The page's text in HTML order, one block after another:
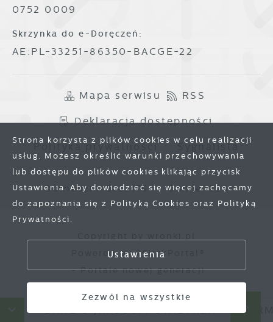
DANE O JAKOŚCI POWIETRZA
0752 0009
Skrzynka do e-Doręczeń:
AE:PL-33251-86350-BACGE-22
Mapa serwisu RSS
Deklaracja dostępności
Polityka prywatności Sygnalista
Odwiedzin: 3833176 Online: 320
Powered by2ClickPortal®
- Portale nowej generacji
Strona korzysta z plików cookies w celu realizacji
usług. Możesz określić warunki przechowywania
lub dostępu do plików cookies klikając przycisk
Ustawienia. Aby dowiedzieć się więcej zachęcamy
do zapoznania się z Polityką Cookies oraz Polityką
Prywatności.
Ustawienia
Zezwól na wszystkie